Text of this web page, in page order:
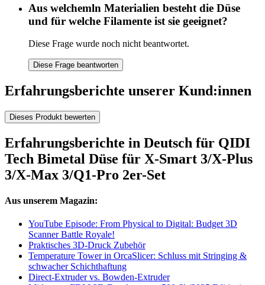
Aus welchemln Materialien besteht die Düse
und für welche Filamente ist sie geeignet?
Diese Frage wurde noch nicht beantwortet.
Diese Frage beantworten
Erfahrungsberichte unserer Kund:innen
Dieses Produkt bewerten
Erfahrungsberichte in Deutsch für QIDI
Tech Bimetal Düse für X-Smart 3/X-Plus
3/X-Max 3/Q1-Pro 2er-Set
Aus unserem Magazin:
YouTube Episode: From Physical to Digital: Budget 3D
Scanner Battle Royale!
Praktisches 3D-Druck Zubehör
Temperature Tower in OrcaSlicer: Schluss mit Stringing &
schwacher Schichthaftung
Direct-Extruder vs. Bowden-Extruder